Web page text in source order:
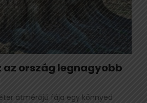
az ország legnagyobb
átmérőjű fája egy könnyed